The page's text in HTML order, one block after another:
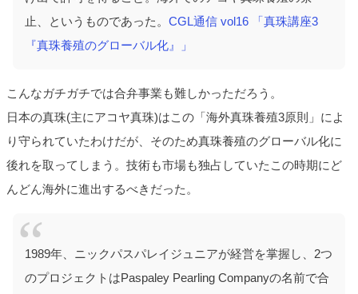
止、というものであった。 CGL通信 vol16 「真珠講座3
『真珠養殖のグローバル化』」
こんなガチガチでは合弁事業も難しかっただろう。
日本の真珠(主にアコヤ真珠)はこの「海外真珠養殖3原則」によ
り守られていたわけだが、そのため真珠養殖のグローバル化に
後れを取ってしまう。技術も市場も独占していたこの時期にど
んどん海外に進出するべきだった。
1989年、ニックパスパレイジュニアが経営を掌握し、2つ
のプロジェクトはPaspaley Pearling Companyの名前で合